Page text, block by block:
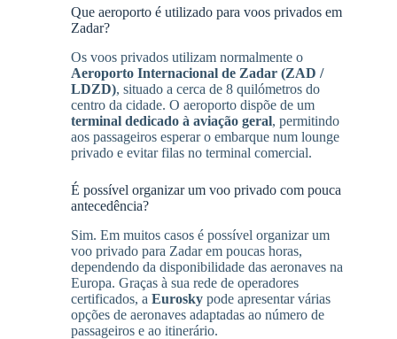
Que aeroporto é utilizado para voos privados em
Zadar?
Os voos privados utilizam normalmente o
Aeroporto Internacional de Zadar (ZAD /
LDZD), situado a cerca de 8 quilómetros do
centro da cidade. O aeroporto dispõe de um
terminal dedicado à aviação geral, permitindo
aos passageiros esperar o embarque num lounge
privado e evitar filas no terminal comercial.
É possível organizar um voo privado com pouca
antecedência?
Sim. Em muitos casos é possível organizar um
voo privado para Zadar em poucas horas,
dependendo da disponibilidade das aeronaves na
Europa. Graças à sua rede de operadores
certificados, a Eurosky pode apresentar várias
opções de aeronaves adaptadas ao número de
passageiros e ao itinerário.